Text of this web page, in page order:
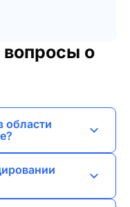
о
области
интернет-